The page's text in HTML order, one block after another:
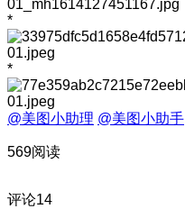
*
*
@美图小助理 @美图小助手
569阅读
评论14